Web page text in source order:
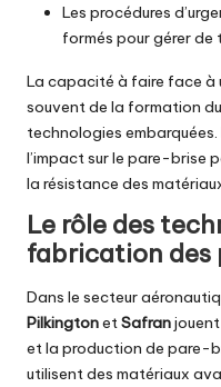
Les procédures
formés pour gérer de
La capacité à faire face à
souvent de la formation
technologies
l’impact sur le pare-brise
la résistance des
Le rôle des
fabrication des
Dans le secteur
PilkingtonetSafran
et la production de pare-
utilisent des matériaux